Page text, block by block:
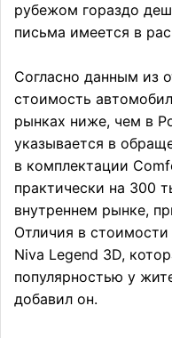
рубежом гораздо
письма имеется в
Согласно данным из
стоимость
рынках ниже, чем в
указывается в
в комплектации
практически на 300
внутреннем рынке,
Отличия в
Niva Legend 3D,
популярностью у
добавил он.